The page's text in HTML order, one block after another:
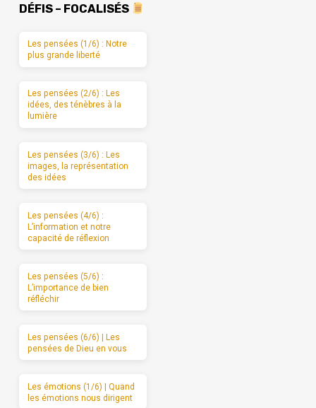
DÉFIS – FOCALISÉS
Les pensées (1/6) : Notre
plus grande liberté
Les pensées (2/6) : Les
idées, des ténèbres à la
lumière
Les pensées (3/6) : Les
images, la représentation
des idées
Les pensées (4/6) :
L’information et notre
capacité de réflexion
Les pensées (5/6) :
L’importance de bien
réfléchir
Les pensées (6/6) | Les
pensées de Dieu en vous
Les émotions (1/6) | Quand
les émotions nous dirigent